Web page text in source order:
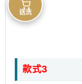
款式3
送洗